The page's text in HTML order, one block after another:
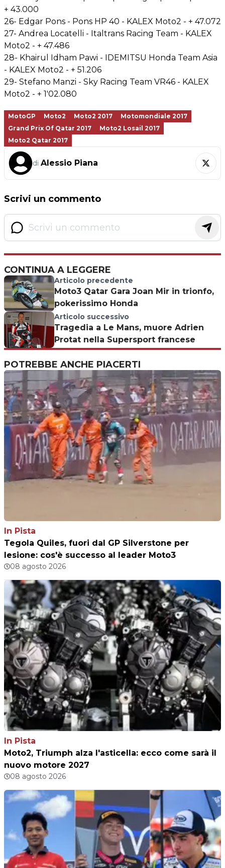
+ 43.000
26- Edgar Pons - Pons HP 40 - KALEX Moto2 - + 47.072
27- Andrea Locatelli - Italtrans Racing Team - KALEX
Moto2 - + 47.486
28- Khairul Idham Pawi - IDEMITSU Honda Team Asia
- KALEX Moto2 - + 51.206
29- Stefano Manzi - Sky Racing Team VR46 - KALEX
Moto2 - + 1'02.080
MotoGP Moto2 Moto2 2017
Motomondiale 2017
Grand Prix Of Qatar 2017
Moto2 Losail 2017
Moto2 Qatar 2017
di Alessio Piana
Scrivi un commento
CONTINUA A LEGGERE
Articolo precedente
Moto3 Qatar Gara Joan Mir in trionfo,
pokerissimo Honda
Articolo successivo
Tragedia a Le Mans, muore Adrien
Protat nella Supersport francese
POTREBBE ANCHE PIACERTI
In Pista
Tegola Quiles, fuori dal GP Silverstone per
lesione: cos'è successo al leader Moto3
08 agosto 2026
In Pista
Moto2, Triumph alza l'asticella: ecco come sarà il
nuovo motore 2027
08 agosto 2026